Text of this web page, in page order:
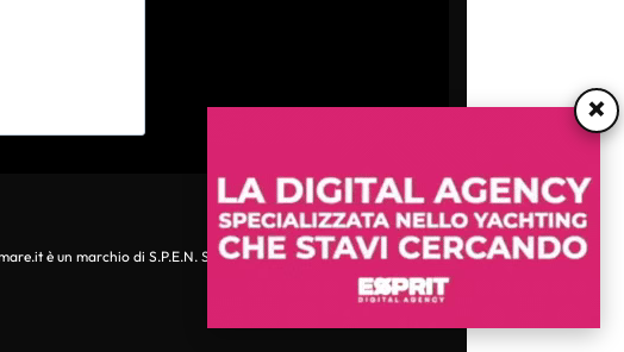
×
è un marchio di S.P.E.N. Srl - P.IVA 06511641000